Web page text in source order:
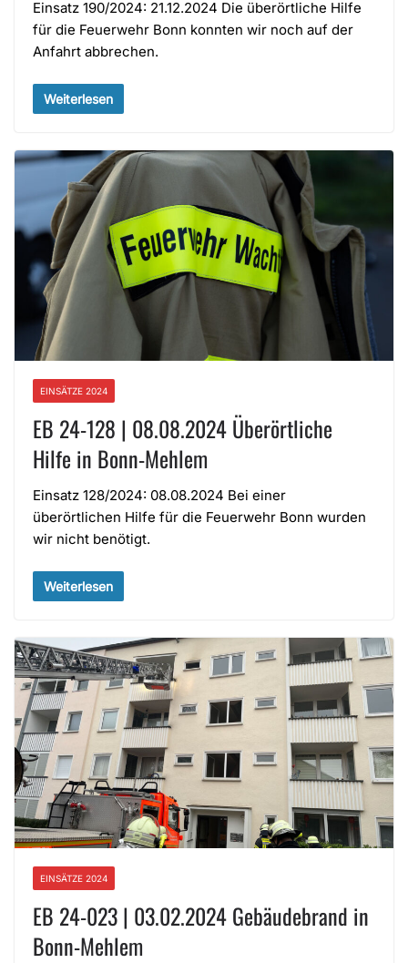
Einsatz 190/2024: 21.12.2024 Die überörtliche Hilfe
für die Feuerwehr Bonn konnten wir noch auf der
Anfahrt abbrechen.
Weiterlesen
EINSÄTZE 2024
EB 24-128 | 08.08.2024 Überörtliche
Hilfe in Bonn-Mehlem
Einsatz 128/2024: 08.08.2024 Bei einer
überörtlichen Hilfe für die Feuerwehr Bonn wurden
wir nicht benötigt.
Weiterlesen
EINSÄTZE 2024
EB 24-023 | 03.02.2024 Gebäudebrand in
Bonn-Mehlem